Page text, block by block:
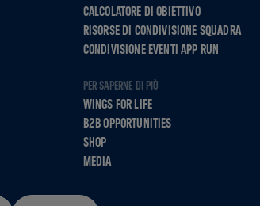
CALCOLATORE DI OBIETTIVO
RISORSE DI CONDIVISIONE SQUADRA
CONDIVISIONE EVENTI APP RUN
PER SAPERNE DI PIÙ
WINGS FOR LIFE
B2B OPPORTUNITIES
SHOP
MEDIA